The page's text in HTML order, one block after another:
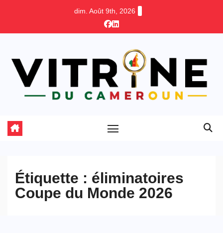
dim. Août 9th, 2026
Étiquette : éliminatoires
Coupe du Monde 2026